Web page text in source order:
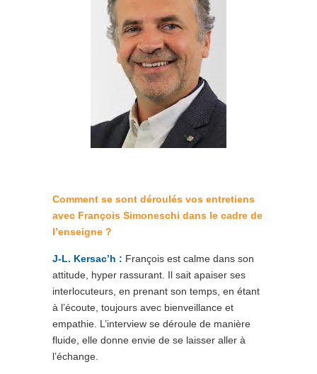
Comment se sont déroulés vos entretiens
avec François Simoneschi dans le cadre de
l’enseigne ?
J-L. Kersac’h : François est calme dans son
attitude, hyper rassurant. Il sait apaiser ses
interlocuteurs, en prenant son temps, en étant
à l’écoute, toujours avec bienveillance et
empathie. L’interview se déroule de manière
fluide, elle donne envie de se laisser aller à
l’échange.